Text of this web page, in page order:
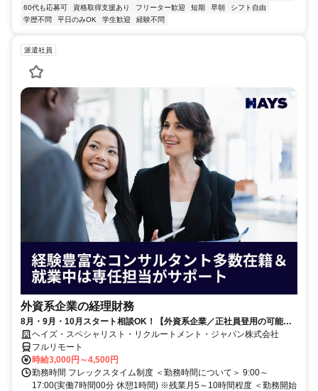
60代も応募可
資格取得支援あり フリーター歓迎 短期 早朝
シフト自由
学歴不問
平日のみOK 学生歓迎 経験不問
派遣社員
外資系企業の経理財務
8月・9月・10月スタート相談OK！【外資系企業／正社員登用の可能性
大／700万～800万／リモート勤務OK】経理財務
ヘイズ・スペシャリスト・リクルートメント・ジャパン株式会社
フルリモート
時給3,000円～4,500円
勤務時間 フレックスタイム制度 ＜勤務時間について＞ 9:00～
17:00(実働7時間00分 休憩1時間) ※残業月5～10時間程度 ＜勤務開始